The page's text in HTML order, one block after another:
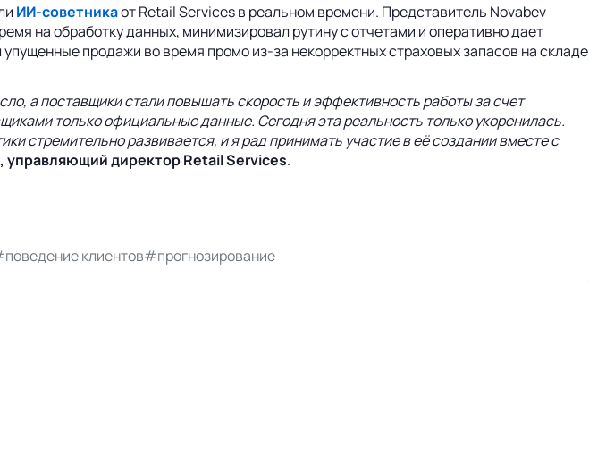
ИИ-советникаотRetail Services в реальном времени. Представитель Novabev
на обработку данных, минимизировал рутину с отчетами и оперативно дает
продажи во время промо из-за некорректных страховых запасов на складе
а поставщики стали повышать скорость и эффективность работы за счет
только официальные данные. Сегодня эта реальность только укоренилась.
стремительно развивается, и я рад принимать участие в её создании вместе с
директор Retail Services.
клиентов#прогнозирование